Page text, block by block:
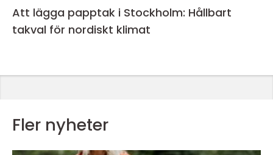
Att lägga papptak i Stockholm: Hållbart
takval för nordiskt klimat
Fler nyheter